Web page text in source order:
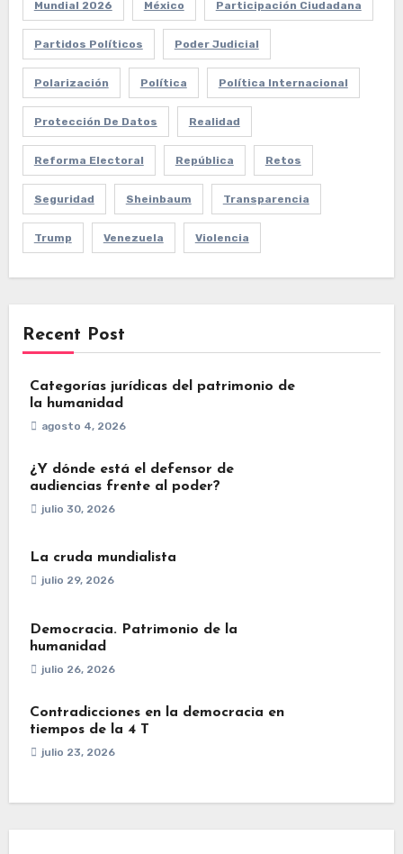
Mundial 2026 México Participación Ciudadana
Partidos Políticos Poder Judicial
Polarización Política Política Internacional
Protección De Datos Realidad
Reforma Electoral República Retos
Seguridad Sheinbaum Transparencia
Trump Venezuela Violencia
Recent Post
Categorías jurídicas del patrimonio de
la humanidad
agosto 4, 2026
¿Y dónde está el defensor de
audiencias frente al poder?
julio 30, 2026
La cruda mundialista
julio 29, 2026
Democracia. Patrimonio de la
humanidad
julio 26, 2026
Contradicciones en la democracia en
tiempos de la 4 T
julio 23, 2026